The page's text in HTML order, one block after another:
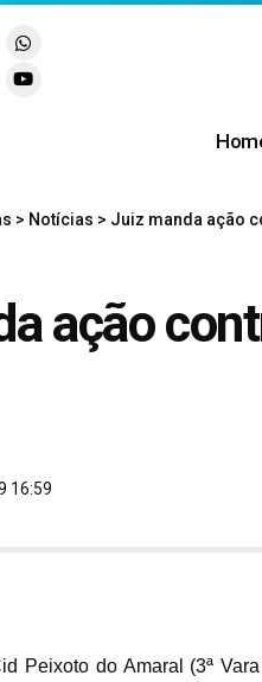
> Notícias > Juiz manda ação
ação
16:59
Peixoto do Amaral (3ª